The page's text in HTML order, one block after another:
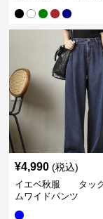
¥4,990 (税込)
イエベ秋服 タック
ムワイドパンツ